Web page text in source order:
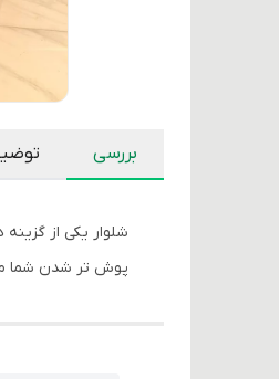
بررسی
شلوار یکی از
پوش تر شدن شما